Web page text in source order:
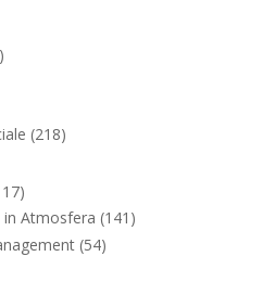
(218)
in Atmosfera (141)
(54)